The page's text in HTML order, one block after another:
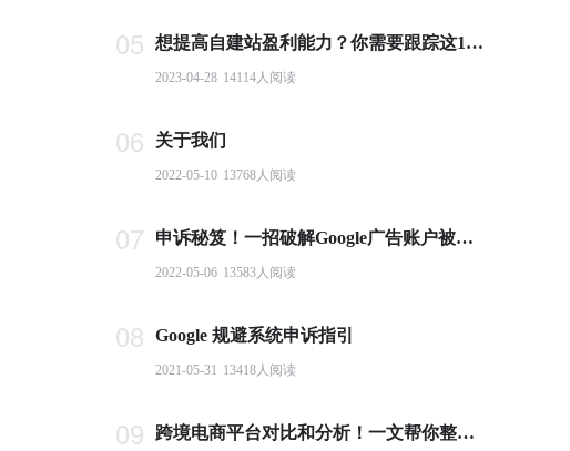
05 想提高自建站盈利能力？你需要跟踪这10个基本电商指标
2023-04-28 14114人阅读
06 关于我们
2022-05-10 13768人阅读
07 申诉秘笈！一招破解Google广告账户被封难题
2022-05-06 13583人阅读
08 Google 规避系统申诉指引
2021-05-31 13418人阅读
09 跨境电商平台对比和分析！一文帮你整理全球主流电商平台